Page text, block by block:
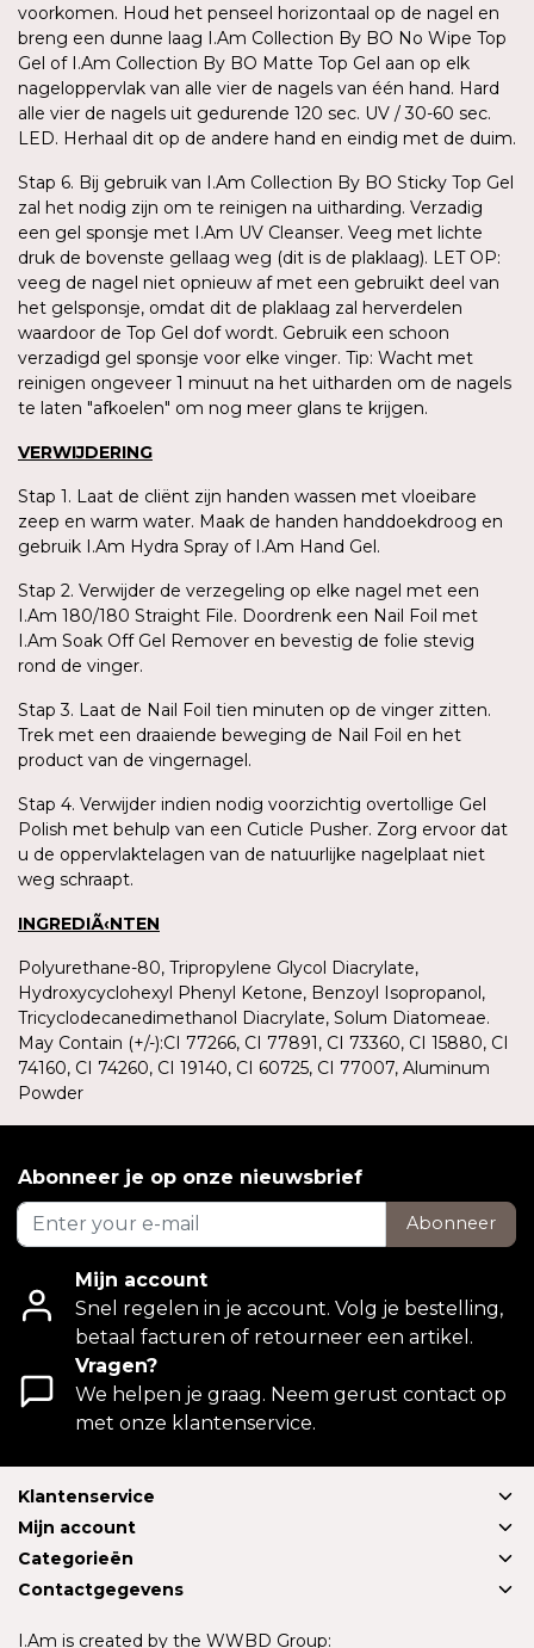
voorkomen. Houd het penseel horizontaal op de nagel en
breng een dunne laag I.Am Collection By BO No Wipe Top
Gel of I.Am Collection By BO Matte Top Gel aan op elk
nageloppervlak van alle vier de nagels van één hand. Hard
alle vier de nagels uit gedurende 120 sec. UV / 30-60 sec.
LED. Herhaal dit op de andere hand en eindig met de duim.
Stap 6. Bij gebruik van I.Am Collection By BO Sticky Top Gel
zal het nodig zijn om te reinigen na uitharding. Verzadig
een gel sponsje met I.Am UV Cleanser. Veeg met lichte
druk de bovenste gellaag weg (dit is de plaklaag). LET OP:
veeg de nagel niet opnieuw af met een gebruikt deel van
het gelsponsje, omdat dit de plaklaag zal herverdelen
waardoor de Top Gel dof wordt. Gebruik een schoon
verzadigd gel sponsje voor elke vinger. Tip: Wacht met
reinigen ongeveer 1 minuut na het uitharden om de nagels
te laten "afkoelen" om nog meer glans te krijgen.
VERWIJDERING
Stap 1. Laat de cliënt zijn handen wassen met vloeibare
zeep en warm water. Maak de handen handdoekdroog en
gebruik I.Am Hydra Spray of I.Am Hand Gel.
Stap 2. Verwijder de verzegeling op elke nagel met een
I.Am 180/180 Straight File. Doordrenk een Nail Foil met
I.Am Soak Off Gel Remover en bevestig de folie stevig
rond de vinger.
Stap 3. Laat de Nail Foil tien minuten op de vinger zitten.
Trek met een draaiende beweging de Nail Foil en het
product van de vingernagel.
Stap 4. Verwijder indien nodig voorzichtig overtollige Gel
Polish met behulp van een Cuticle Pusher. Zorg ervoor dat
u de oppervlaktelagen van de natuurlijke nagelplaat niet
weg schraapt.
INGREDIÃ‹NTEN
Polyurethane-80, Tripropylene Glycol Diacrylate,
Hydroxycyclohexyl Phenyl Ketone, Benzoyl Isopropanol,
Tricyclodecanedimethanol Diacrylate, Solum Diatomeae.
May Contain (+/-):CI 77266, CI 77891, CI 73360, CI 15880, CI
74160, CI 74260, CI 19140, CI 60725, CI 77007, Aluminum
Powder
Abonneer je op onze nieuwsbrief
Abonneer
Mijn account
Snel regelen in je account. Volg je bestelling,
betaal facturen of retourneer een artikel.
Vragen?
We helpen je graag. Neem gerust contact op
met onze klantenservice.
Klantenservice
Mijn account
Categorieën
Contactgegevens
I.Am is created by the WWBD Group: